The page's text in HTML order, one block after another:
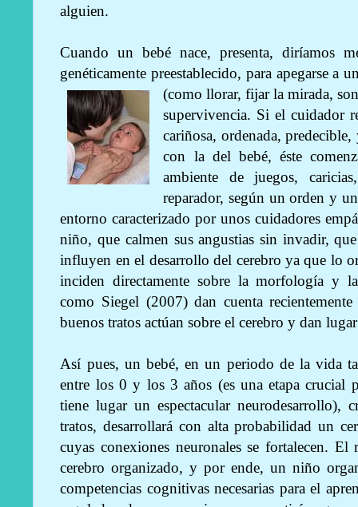
alguien.
Cuando un bebé nace, presenta, diríamos
genéticamente preestablecido, para apegarse a
(como llorar, fijar la mirada,
supervivencia. Si el cuidador
cariñosa, ordenada,
con la del bebé, éste
ambiente de juegos,
reparador, según un orden y
entorno caracterizado por unos cuidadores
niño, que calmen sus angustias sin invadir,
influyen en el desarrollo del cerebro ya que lo
inciden directamente sobre la morfología y
como Siegel (2007) dan cuenta
buenos tratos actúan sobre el cerebro y dan
Así pues, un bebé, en un periodo de la vida
entre los 0 y los 3 años (es una etapa crucial
tiene lugar un espectacular neurodesarrollo),
tratos, desarrollará con alta probabilidad un
cuyas conexiones neuronales se fortalecen.
cerebro organizado, y por ende, un niño
competencias cognitivas necesarias para el